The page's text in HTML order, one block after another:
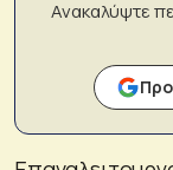
Ανακαλύψτε